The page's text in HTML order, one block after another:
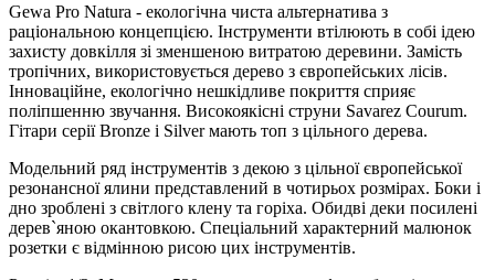
Gewa Pro Natura - екологічна чиста альтернатива з
раціональною концепцією. Інструменти втілюють в собі ідею
захисту довкілля зі зменшеною витратою деревини. Замість
тропічних, використовується дерево з європейських лісів.
Інноваційне, екологічно нешкідливе покриття сприяє
поліпшенню звучання. Високоякісні струни Savarez Courum.
Гітари серії Bronze і Silver мають топ з цільного дерева.
Модельний ряд інструментів з декою з цільної європейської
резонансної ялини представлений в чотирьох розмірах. Боки і
дно зроблені з світлого клену та горіха. Обидві деки посилені
дерев`яною окантовкою. Спеціальний характерний малюнок
розетки є відмінною рисою цих інструментів.